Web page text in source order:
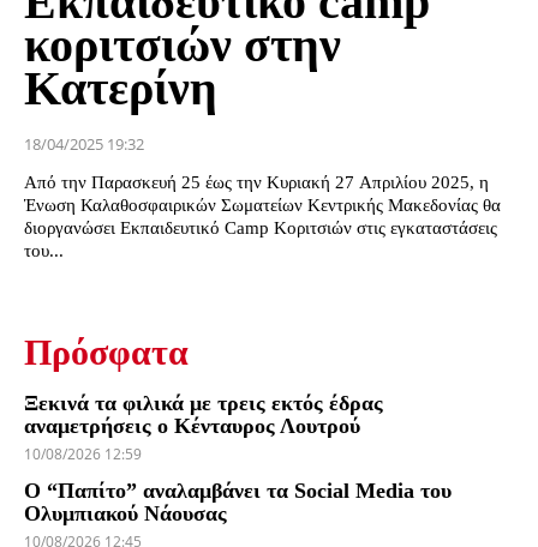
κοριτσιών στην
Κατερίνη
18/04/2025 19:32
Από την Παρασκευή 25 έως την Κυριακή 27 Απριλίου 2025, η
Ένωση Καλαθοσφαιρικών Σωματείων Κεντρικής Μακεδονίας θα
διοργανώσει Εκπαιδευτικό Camp Κοριτσιών στις εγκαταστάσεις
του...
Πρόσφατα
Ξεκινά τα φιλικά με τρεις εκτός έδρας
αναμετρήσεις ο Κένταυρος Λουτρού
10/08/2026 12:59
Ο “Παπίτο” αναλαμβάνει τα Social Media του
Ολυμπιακού Νάουσας
10/08/2026 12:45